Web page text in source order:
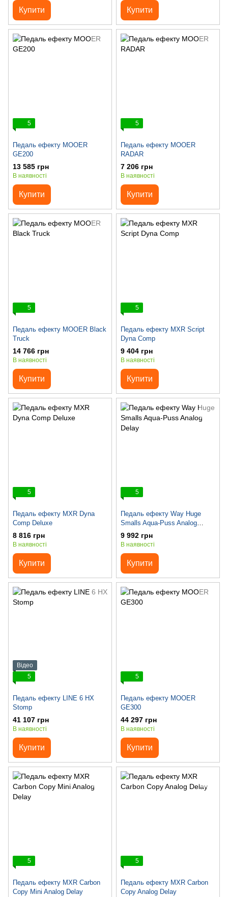
Купити Купити
5
Педаль ефекту MOOER
GE200
13 585 грн
В наявності
Купити
5
Педаль ефекту MOOER
RADAR
7 206 грн
В наявності
Купити
5
Педаль ефекту MOOER Black
Truck
14 766 грн
В наявності
Купити
5
Педаль ефекту MXR Script
Dyna Comp
9 404 грн
В наявності
Купити
5
Педаль ефекту MXR Dyna
Comp Deluxe
8 816 грн
В наявності
Купити
5
Педаль ефекту Way Huge
Smalls Aqua-Puss Analog
Delay
9 992 грн
В наявності
Купити
Відео
5
Педаль ефекту LINE 6 HX
Stomp
41 107 грн
В наявності
Купити
5
Педаль ефекту MOOER
GE300
44 297 грн
В наявності
Купити
5
Педаль ефекту MXR Carbon
Copy Mini Analog Delay
5
Педаль ефекту MXR Carbon
Copy Analog Delay